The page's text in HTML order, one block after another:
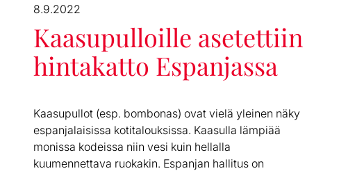
8.9.2022
Kaasupulloille asetettiin
hintakatto Espanjassa
Kaasupullot (esp. bombonas) ovat vielä yleinen näky
espanjalaisissa kotitalouksissa. Kaasulla lämpiää
monissa kodeissa niin vesi kuin hellalla
kuumennettava ruokakin. Espanjan hallitus on